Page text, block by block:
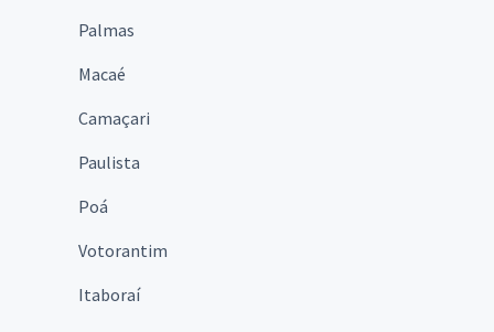
Palmas
Macaé
Camaçari
Paulista
Poá
Votorantim
Itaboraí